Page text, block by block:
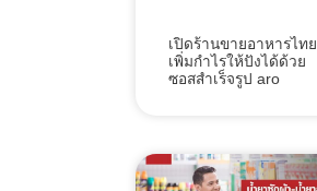
เปิดร้านขายอาหารไทย
เพิ่มกำไรให้ปังได้ด้วย
ซอสสำเร็จรูป aro